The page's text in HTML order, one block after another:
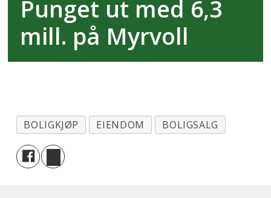
Punget ut med 6,3
mill. på Myrvoll
BOLIGKJØP EIENDOM BOLIGSALG